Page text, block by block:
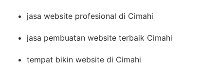
jasa website profesional di Cimahi
jasa pembuatan website terbaik Cimahi
tempat bikin website di Cimahi